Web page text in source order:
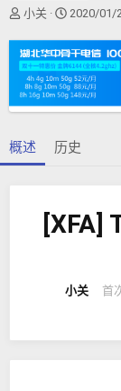
作
小关
创
日
期
2020/01/
概述 历史
[XFA]
小关 首